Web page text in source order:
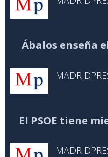
Ábalos enseña
El PSOE tiene